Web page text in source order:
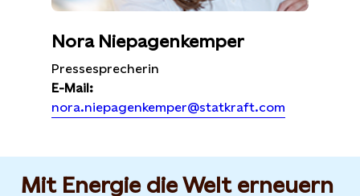
Nora Niepagenkemper
Pressesprecherin
E-Mail:
nora.niepagenkemper@statkraft.com
Mit Energie die Welt erneuern